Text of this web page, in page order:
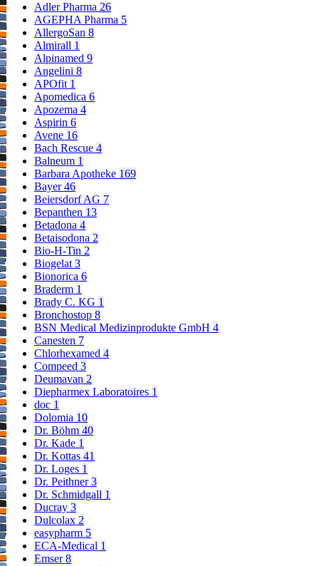
Adler Pharma 26
AGEPHA Pharma 5
AllergoSan 8
Almirall 1
Alpinamed 9
Angelini 8
APOfit 1
Apomedica 6
Apozema 4
Aspirin 6
Avene 16
Bach Rescue 4
Balneum 1
Barbara Apotheke 169
Bayer46
Beiersdorf AG 7
Bepanthen 13
Betadona 4
Betaisodona 2
Bio-H-Tin 2
Biogelat3
Bionorica 6
Braderm 1
Brady C. KG 1
Bronchostop 8
BSN Medical Medizinprodukte GmbH 4
Canesten 7
Chlorhexamed 4
Compeed 3
Deumavan 2
Diepharmex Laboratoires 1
doc 1
Dolomia 10
Dr. Böhm 40
Dr. Kade 1
Dr. Kottas 41
Dr. Loges 1
Dr. Peithner3
Dr. Schmidgall 1
Ducray 3
Dulcolax 2
easypharm 5
ECA-Medical 1
Emser8